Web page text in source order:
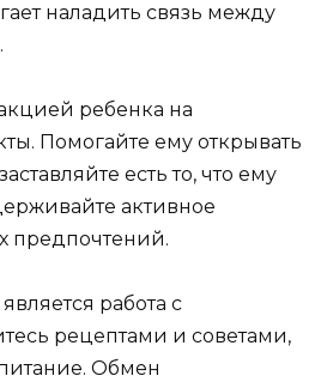
наладить связь между
ребенка на
Помогайте ему открывать
есть то, что ему
активное
предпочтений.
работа с
рецептами и советами,
Обмен